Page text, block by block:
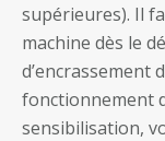
supérieures). Il
machine dès le
d’encrassement
fonctionnement
sensibilisation,